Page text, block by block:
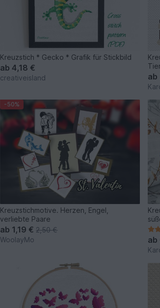
Kreuzstich * Gecko * Grafik für Stickbild
ab4,18 €
creativeisland ab
-50%
Kreuzstichmotive. Herzen, Engel,
verliebte Paare
ab 1,19 € 2,50 €
WoolayMo
ab